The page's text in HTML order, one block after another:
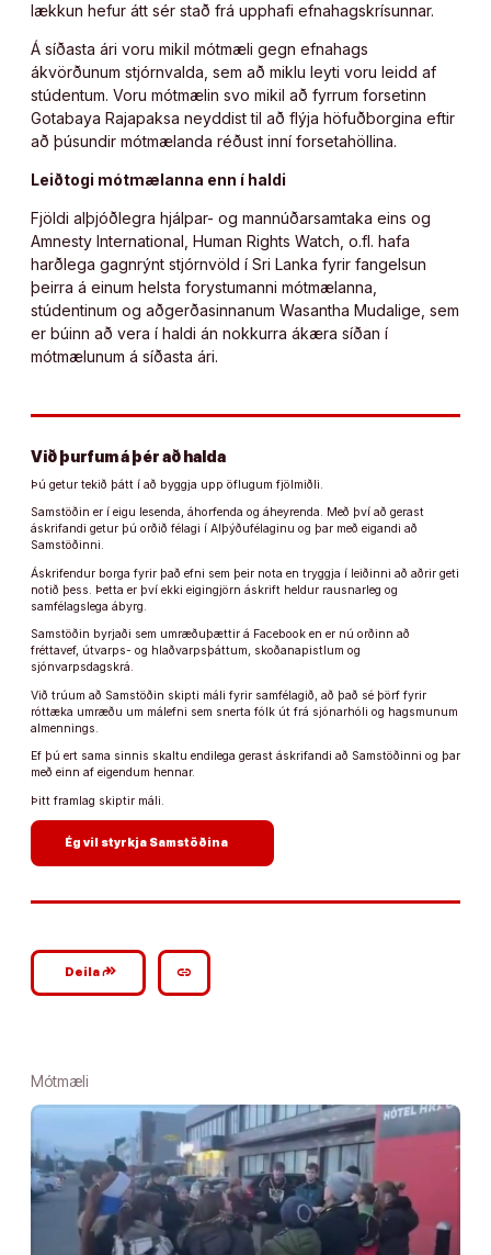
lækkun hefur átt sér stað frá upphafi efnahagskrísunnar.
Á síðasta ári voru mikil mótmæli gegn efnahags
ákvörðunum stjórnvalda, sem að miklu leyti voru leidd af
stúdentum. Voru mótmælin svo mikil að fyrrum forsetinn
Gotabaya Rajapaksa neyddist til að flýja höfuðborgina eftir
að þúsundir mótmælanda réðust inní forsetahöllina.
Leiðtogi mótmælanna enn í haldi
Fjöldi alþjóðlegra hjálpar- og mannúðarsamtaka eins og
Amnesty International, Human Rights Watch, o.fl. hafa
harðlega gagnrýnt stjórnvöld í Sri Lanka fyrir fangelsun
þeirra á einum helsta forystumanni mótmælanna,
stúdentinum og aðgerðasinnanum Wasantha Mudalige, sem
er búinn að vera í haldi án nokkurra ákæra síðan í
mótmælunum á síðasta ári.
Við þurfum á þér að halda
Þú getur tekið þátt í að byggja upp öflugum fjölmiðli.
Samstöðin er í eigu lesenda, áhorfenda og áheyrenda. Með því að gerast
áskrifandi getur þú orðið félagi í Alþýðufélaginu og þar með eigandi að
Samstöðinni.
Áskrifendur borga fyrir það efni sem þeir nota en tryggja í leiðinni að aðrir geti
notið þess. Þetta er því ekki eigingjörn áskrift heldur rausnarleg og
samfélagslega ábyrg.
Samstöðin byrjaði sem umræðuþættir á Facebook en er nú orðinn að
fréttavef, útvarps- og hlaðvarpsþáttum, skoðanapistlum og
sjónvarpsdagskrá.
Við trúum að Samstöðin skipti máli fyrir samfélagið, að það sé þörf fyrir
róttæka umræðu um málefni sem snerta fólk út frá sjónarhóli og hagsmunum
almennings.
Ef þú ert sama sinnis skaltu endilega gerast áskrifandi að Samstöðinni og þar
með einn af eigendum hennar.
Þitt framlag skiptir máli.
Ég vil styrkja Samstöðina
Deilagoogle_plus_reshare link
Mótmæli